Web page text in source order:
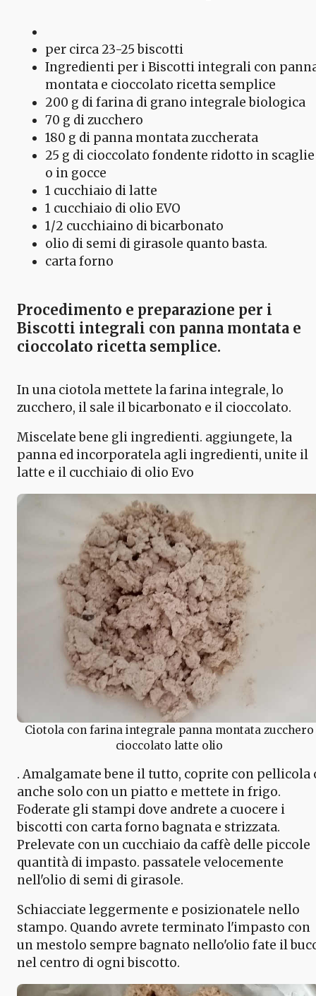
per circa 23-25 biscotti
Ingredienti per i Biscotti integrali con
montata e cioccolato ricetta semplice
200 g di farina di grano integrale biologica
70 g di zucchero
180 g di panna montata zuccherata
25 g di cioccolato fondente ridotto in scaglie
o in gocce
1 cucchiaio di latte
1 cucchiaio di olio EVO
1/2 cucchiaino di bicarbonato
olio di semi di girasole quanto basta.
carta forno
Procedimento e preparazione per i
Biscotti integrali con panna montata e
cioccolato ricetta semplice.
In una ciotola mettete la farina integrale, lo
zucchero, il sale il bicarbonato e il cioccolato.
Miscelate bene gli ingredienti. aggiungete, la
panna ed incorporatela agli ingredienti, unite il
latte e il cucchiaio di olio Evo
Ciotola con farina integrale panna montata zucchero
cioccolato latte olio
. Amalgamate bene il tutto, coprite con pellicola
anche solo con un piatto e mettete in frigo.
Foderate gli stampi dove andrete a cuocere i
biscotti con carta forno bagnata e strizzata.
Prelevate con un cucchiaio da caffè delle piccole
quantità di impasto. passatele velocemente
nell'olio di semi di girasole.
Schiacciate leggermente e posizionatele nello
stampo. Quando avrete terminato l'impasto con
un mestolo sempre bagnato nello'olio fate il
nel centro di ogni biscotto.